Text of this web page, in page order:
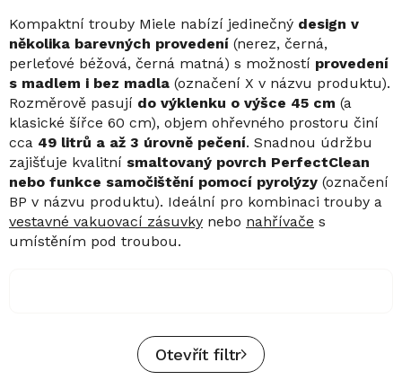
Kompaktní trouby Miele nabízí jedinečný design v
několika barevných provedení (nerez, černá,
perleťové béžová, černá matná) s možností provedení
s madlem i bez madla (označení X v názvu produktu).
Rozměrově pasují do výklenku o výšce 45 cm (a
klasické šířce 60 cm), objem ohřevného prostoru činí
cca 49 litrů a až 3 úrovně pečení. Snadnou údržbu
zajišťuje kvalitní smaltovaný povrch PerfectClean
nebo funkce samočištění pomocí pyrolýzy (označení
BP v názvu produktu). Ideální pro kombinaci trouby a
vestavné vakuovací zásuvky nebo nahřívače s
umístěním pod troubou.
Otevřít filtr